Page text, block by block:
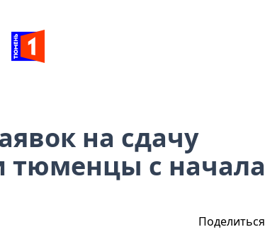
на сдачу
с начала
Поделиться